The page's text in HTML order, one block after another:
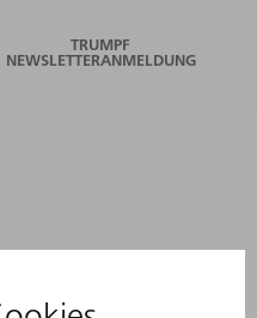
TRUMPF
NEWSLETTERANMELDUNG